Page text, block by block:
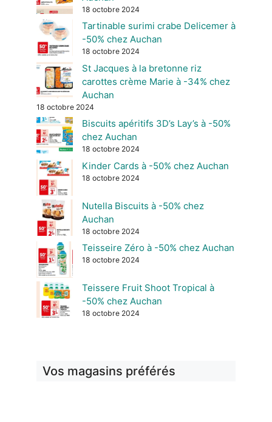
18 octobre 2024
Tartinable surimi crabe Delicemer à
-50% chez Auchan
18 octobre 2024
St Jacques à la bretonne riz
carottes crème Marie à -34% chez
Auchan
18 octobre 2024
Biscuits apéritifs 3D’s Lay’s à -50%
chez Auchan
18 octobre 2024
Kinder Cards à -50% chez Auchan
18 octobre 2024
Nutella Biscuits à -50% chez
Auchan
18 octobre 2024
Teisseire Zéro à -50% chez Auchan
18 octobre 2024
Teissere Fruit Shoot Tropical à
-50% chez Auchan
18 octobre 2024
Vos magasins préférés